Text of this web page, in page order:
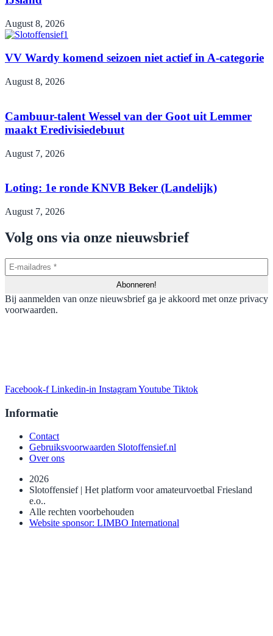
August 8, 2026
VV Wardy komend seizoen niet actief in A-categorie
August 8, 2026
Cambuur-talent Wessel van der Goot uit Lemmer
maakt Eredivisiedebuut
August 7, 2026
Loting: 1e ronde KNVB Beker (Landelijk)
August 7, 2026
Volg ons via onze nieuwsbrief
Bij aanmelden van onze nieuwsbrief ga je akkoord met onze privacy
voorwaarden.
Facebook-f Linkedin-in InstagramYoutube Tiktok
Informatie
Contact
Gebruiksvoorwaarden Slotoffensief.nl
Over ons
2026
Slotoffensief | Het platform voor amateurvoetbal Friesland
e.o..
Alle rechten voorbehouden
Website sponsor: LIMBO International